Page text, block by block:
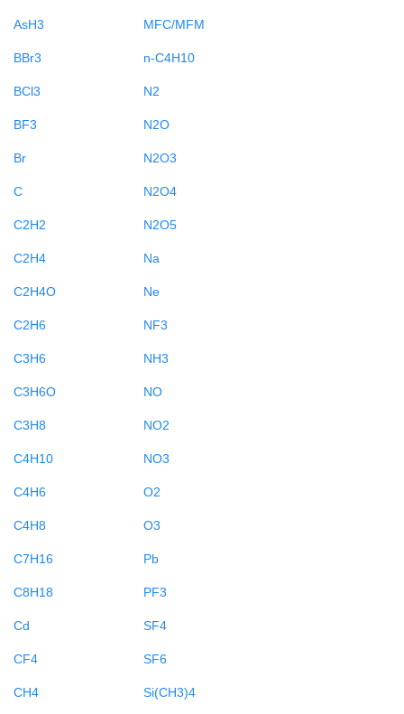
AsH3
BBr3
BCl3
BF3
Br
C
C2H2
C2H4
C2H4O
C2H6
C3H6
C3H6O
C3H8
C4H10
C4H6
C4H8
C7H16
C8H18
Cd
CF4
CH4
MFC/MFM
n-C4H10
N2
N2O
N2O3
N2O4
N2O5
Na
Ne
NF3
NH3
NO
NO2
NO3
O2
O3
Pb
PF3
SF4
SF6
Si(CH3)4